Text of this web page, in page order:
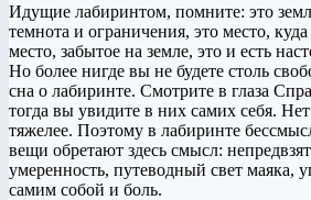
Идущие лабиринтом, помните: это
темнота и ограничения, это место,
место, забытое на земле, это и есть
Но более нигде вы не будете столь
сна о лабиринте. Смотрите в глаза
тогда вы увидите в них самих себя.
тяжелее. Поэтому в лабиринте
вещи обретают здесь смысл:
умеренность, путеводный свет маяка,
самим собой и боль.